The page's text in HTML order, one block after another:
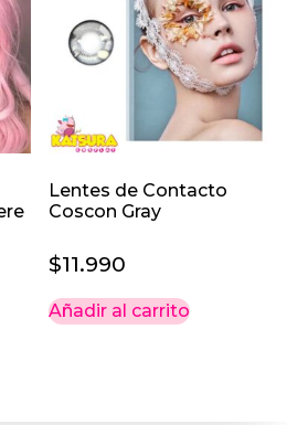
Lentes de Contacto
Coscon Gray
$11.990
Añadir al carrito